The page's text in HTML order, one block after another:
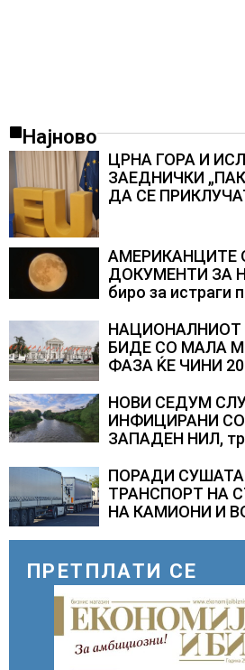
Најново
ЦРНА ГОРА И
ЗАЕДНИЧКИ
ДА СЕ
АМЕРИКАНЦИТЕ
ДОКУМЕНТИ ЗА
биро за истраги
триаголници со
НАЦИОНАЛНИОТ
БИДЕ СО МАЛА
ФАЗА ЌЕ ЧИНИ
НОВИ СЕДУМ
ИНФИЦИРАНИ
ЗАПАДЕН НИЛ,
ПОРАДИ
ТРАНСПОРТ НА
НА КАМИОНИ И
ПРЕТПЛАТИ СЕ